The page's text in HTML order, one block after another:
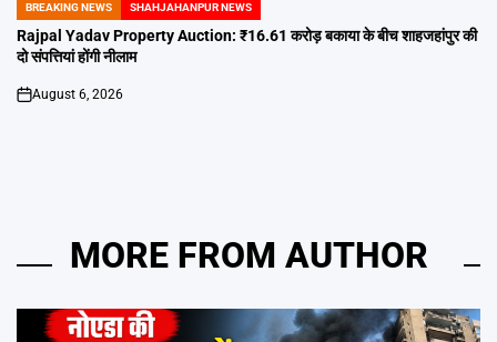
POSTED
IN
BREAKING NEWS SHAHJAHANPUR NEWS
Rajpal Yadav Property Auction: ₹16.61 करोड़ बकाया के बीच शाहजहांपुर की
दो संपत्तियां होंगी नीलाम
on
August 6, 2026
MORE FROM AUTHOR